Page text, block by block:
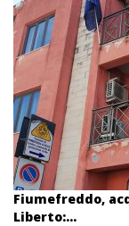
Fiumefreddo,
Liberto:...